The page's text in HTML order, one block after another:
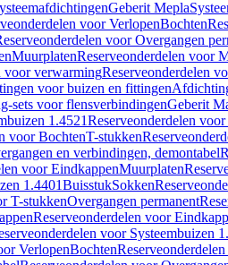
Geberit Mepla
voor VerlopenBochten
voor Overgangen
MuurplatenReserveonderdelen voor
voor verwarmingReserveonderdelen
voor buizen en fittingen
sets voor flensverbindingenGeberit
1.4521Reserveonderdelen
voor BochtenT-stukken
en verbindingen, demontabel
voor EindkappenMuurplaten
1.4401BuisstukSokken
T-stukkenOvergangen permanent
Reserveonderdelen voor
voor Systeembuizen
VerlopenBochten